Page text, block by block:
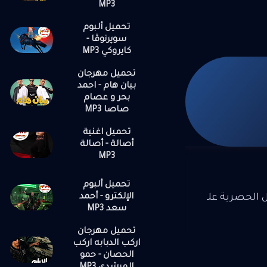
MP3
تحميل ألبوم
سوپرنوڤا -
كايروكي MP3
تحميل مهرجان
بيان هام - احمد
بحر و عصام
صاصا MP3
تحميل اغنية
أصالة - أصالة
MP3
تحميل ألبوم
الإلكترو - أحمد
سعد MP3
تحميل مهرجان
اركب الدبابه اركب
الحصان - حمو
الحصرية علـ